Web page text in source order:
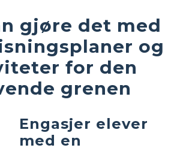
gjøre det med
og
for den
grenen
Engasjer elever
med en